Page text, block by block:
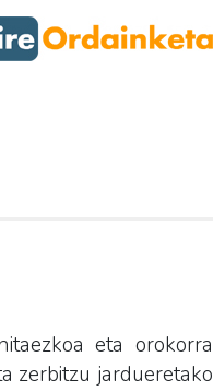
eta orokorra
zerbitzu jardueretako